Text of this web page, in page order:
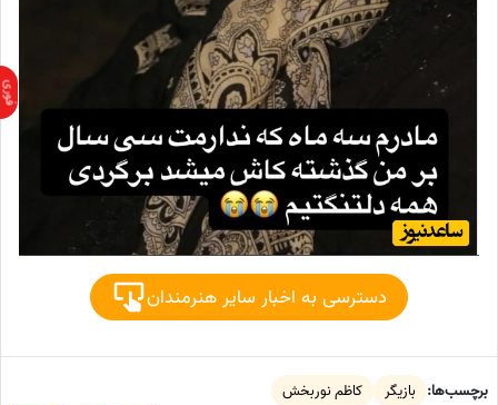
دسترسی به اخبار سایر هنرمندان
برچسب‌ها: بازیگر کاظم نوربخش